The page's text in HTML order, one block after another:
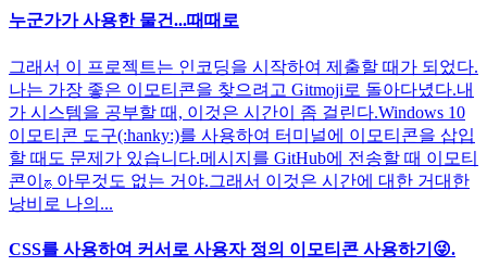
누군가가 사용한 물건...때때로
그래서 이 프로젝트는 인코딩을 시작하여 제출할 때가 되었다.
나는 가장 좋은 이모티콘을 찾으려고 Gitmoji로 돌아다녔다.내
가 시스템을 공부할 때, 이것은 시간이 좀 걸린다.Windows 10
이모티콘 도구(:hanky:)를 사용하여 터미널에 이모티콘을 삽입
할 때도 문제가 있습니다.메시지를 GitHub에 전송할 때 이모티
콘이ࢊ 아무것도 없는 거야.그래서 이것은 시간에 대한 거대한
낭비로 나의...
CSS를 사용하여 커서로 사용자 정의 이모티콘 사용하기😜.